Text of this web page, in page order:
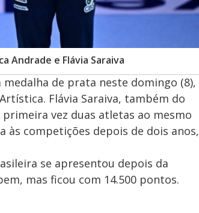
Andrade e Flávia Saraiva
de prata neste domingo (8),
Flávia Saraiva, também do
vez duas atletas ao mesmo
às competições depois de dois anos,
se apresentou depois da
mas ficou com 14.500 pontos.